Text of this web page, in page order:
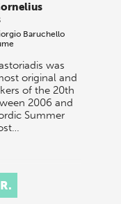
Baruchello
was
original and
of the 20th
2006 and
Summer